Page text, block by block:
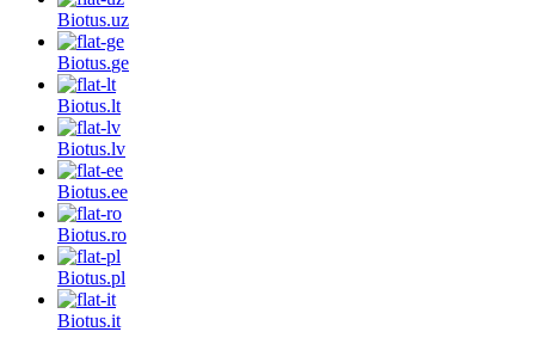
Biotus.uz
Biotus.ge
Biotus.lt
Biotus.lv
Biotus.ee
Biotus.ro
Biotus.pl
Biotus.it